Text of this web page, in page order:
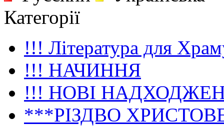
Категорії
!!! Література для
!!! НАЧИННЯ
!!! НОВІ
***РІЗДВО